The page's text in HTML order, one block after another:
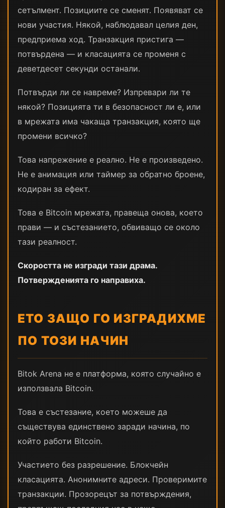
сетълмент. Позициите се сменят. Появяват се
нови участия. Някой, наблюдавал целия ден,
предприема ход. Транзакция пристига —
потвърдена — и класацията се променя с
деветдесет секунди останали.
Потвърди ли се навреме? Изпревари ли те
някой? Позицията ти в безопасност ли е, или
в мрежата има чакаща транзакция, която ще
промени всичко?
Това напрежение е реално. Не е произведено.
Не е анимация или таймер за обратно броене,
кодиран за ефект.
Това е Bitcoin мрежата, правеща онова, което
прави — и състезанието, обвиващо се около
тази реалност.
Скоростта не изгради тази драма.
Потвержденията го направиха.
ЕТО ЗАЩО ГО ИЗГРАДИХМЕ
ПО ТОЗИ НАЧИН
Bitok Arena не е платформа, която случайно е
използвала Bitcoin.
Това е състезание, което можеше да
съществува единствено заради начина, по
който работи Bitcoin.
Участието без разрешение. Блокчейн
класацията. Анонимните адреси. Проверимите
транзакции. Прозорецът за потвърждения,